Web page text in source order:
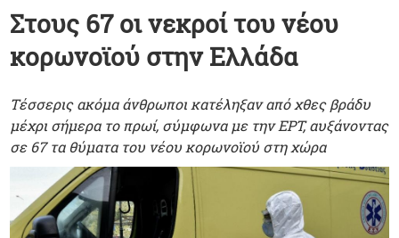
Στους 67 οι νεκροί του νέου
κορωνοϊού στην Ελλάδα
Τέσσερις ακόμα άνθρωποι κατέληξαν από χθες βράδυ
μέχρι σήμερα το πρωί, σύμφωνα με την ΕΡΤ, αυξάνοντας
σε 67 τα θύματα του νέου κορωνοϊού στη χώρα